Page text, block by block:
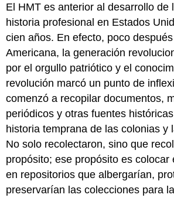
El HMT es anterior al desarrollo de
historia profesional en Estados
cien años. En efecto, poco
Americana, la generación
por el orgullo patriótico y el
revolución marcó un punto de
comenzó a recopilar documentos,
periódicos y otras fuentes
historia temprana de las colonias y
No solo recolectaron, sino que
propósito; ese propósito es colocar
en repositorios que albergarían,
preservarían las colecciones para